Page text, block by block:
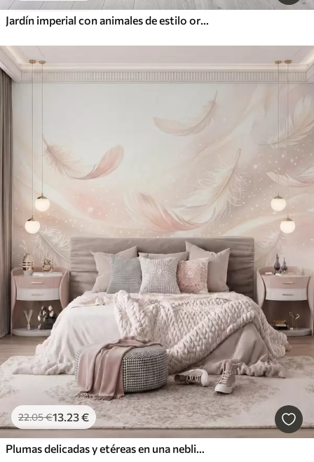
22.05€13 .23€